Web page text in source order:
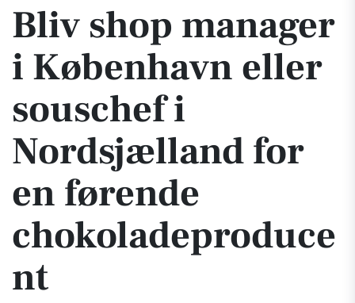
Bliv shop manager
i København eller
souschef i
Nordsjælland for
en førende
chokoladeproduce
nt